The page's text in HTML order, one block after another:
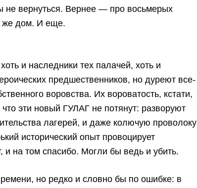
не вернуться. Вернее — про восьмерых
же дом. И еще.
и наследники тех палачей, хоть и
предшественников, но дуреют все-
воровства. Их вороватость, кстати,
эти новый ГУЛАГ не потянут: разворуют
лагерей, и даже колючую проволоку
исторический опыт провоцирует
на том спасибо. Могли бы ведь и убить.
но редко и словно бы по ошибке: в